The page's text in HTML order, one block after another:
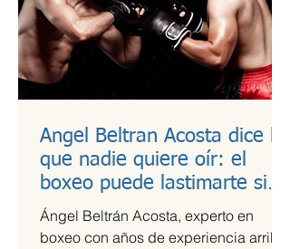
nutricional.
Angel Beltran Acosta dice lo
que nadie quiere oír: el
boxeo puede lastimarte si
no te cuidas
Ángel Beltrán Acosta, experto en
boxeo con años de experiencia arriba